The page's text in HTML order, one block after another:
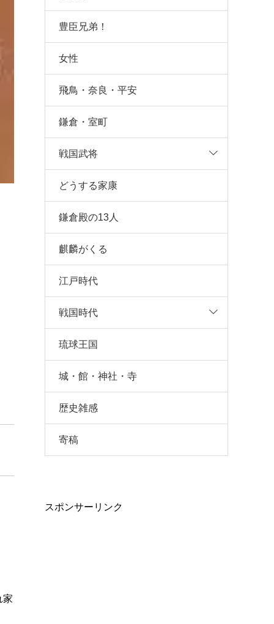
家
豊臣兄弟！
女性
飛鳥・奈良・平安
鎌倉・室町
戦国武将
どうする家康
鎌倉殿の13人
麒麟がくる
江戸時代
戦国時代
琉球王国
城・館・神社・寺
歴史雑感
寄稿
スポンサーリンク